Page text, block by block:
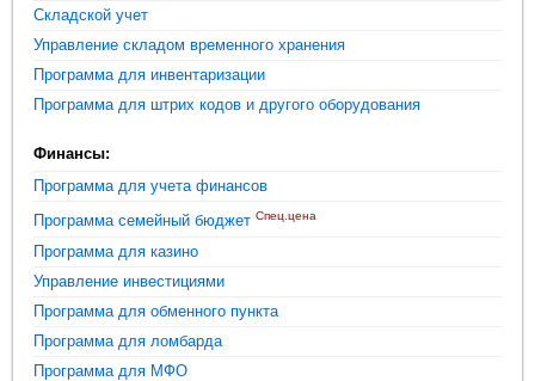
Складской учет
Управление складом временного хранения
Программа для инвентаризации
Программа для штрих кодов и другого оборудования
Финансы:
Программа для учета финансов
Программа семейный бюджет Спец.цена
Программа для казино
Управление инвестициями
Программа для обменного пункта
Программа для ломбарда
Программа для МФО